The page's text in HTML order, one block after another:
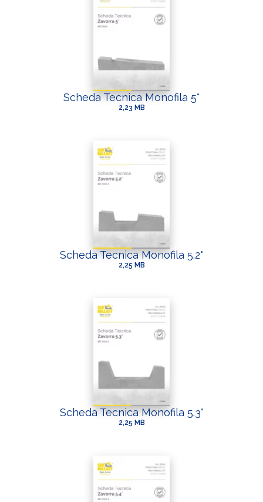
Scheda Tecnica Monofila 5°
2,23 MB
Scheda Tecnica Monofila 5.2°
2,25 MB
Scheda Tecnica Monofila 5.3°
2,25 MB